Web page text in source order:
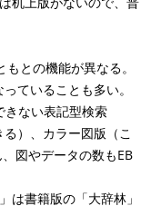
との機能が異なる。
ていることも多い。
きない表記型検索
る）、カラー図版（こ
図やデータの数もEB
は書籍版の「大辞林」